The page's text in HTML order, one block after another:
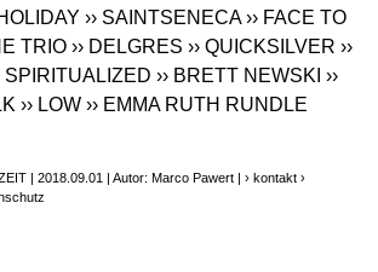
›› SAINTSENECA ›› FACE TO
TRIO ›› DELGRES ›› QUICKSILVER ››
SPIRITUALIZED ›› BRETT NEWSKI ››
›› LOW ›› EMMA RUTH RUNDLE
| 2018.09.01 | Autor: Marco Pawert |› kontakt ›